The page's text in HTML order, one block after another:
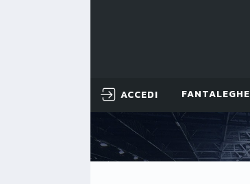
ACCEDI FANTALEGHE